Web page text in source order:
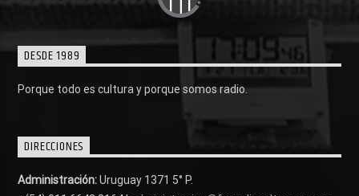
DESDE 1989
Porque todo es cultura y porque somos radio.
DIRECCIONES
Administración:Uruguay 1371 5° P.